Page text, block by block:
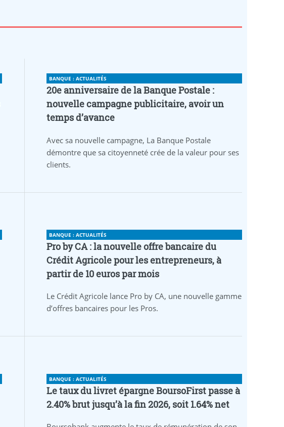
BANQUE : ACTUALITÉS
20e anniversaire de la Banque Postale :
nouvelle campagne publicitaire, avoir un
temps d’avance
Avec sa nouvelle campagne, La Banque Postale
démontre que sa citoyenneté crée de la valeur pour ses
clients.
BANQUE : ACTUALITÉS
Pro by CA : la nouvelle offre bancaire du
Crédit Agricole pour les entrepreneurs, à
partir de 10 euros par mois
Le Crédit Agricole lance Pro by CA, une nouvelle gamme
d’offres bancaires pour les Pros.
BANQUE : ACTUALITÉS
Le taux du livret épargne BoursoFirst passe à
2.40% brut jusqu’à la fin 2026, soit 1.64% net